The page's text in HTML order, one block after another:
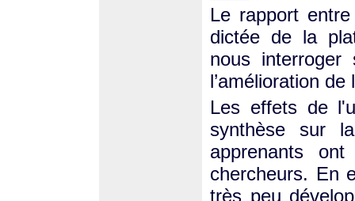
Le rapport
dictée de la
nous interroger
l’amélioration
Les effets de
synthèse sur
apprenants
chercheurs. En
très peu